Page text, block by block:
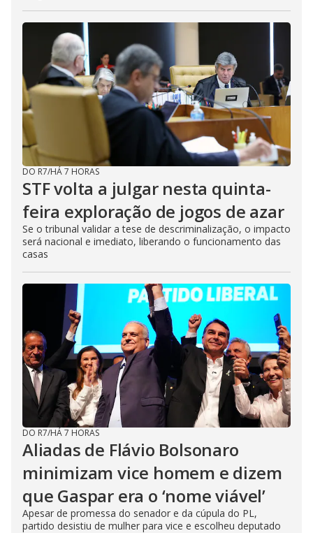
DO R7/HÁ 7 HORAS
STF volta a julgar nesta quinta-
feira exploração de jogos de azar
Se o tribunal validar a tese de descriminalização, o impacto
será nacional e imediato, liberando o funcionamento das
casas
DO R7/HÁ 7 HORAS
Aliadas de Flávio Bolsonaro
minimizam vice homem e dizem
que Gaspar era o ‘nome viável’
Apesar de promessa do senador e da cúpula do PL,
partido desistiu de mulher para vice e escolheu deputado